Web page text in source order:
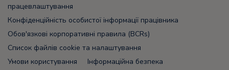
s
F
e
e
e
b
o
o
t
a
g
r
u
b
e
e
d
i
F
e
e
працевлаштування
Конфіденційність особистої інформації працівника
Обов'язкові корпоративні правила (BCRs)
Список файлів cookie та налаштування
Умови користування
Інформаційна безпека